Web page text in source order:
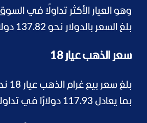
وهو العيار الأكثر تداولًا في
بلغ السعر بالدولار نحو 137.82 دولارًا.
سعر الذهب عيار 18
بما يعادل 117.93 دولارًا في تداولات اليوم.